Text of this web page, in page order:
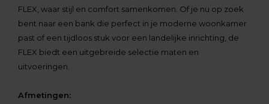
FLEX, waar stijl en comfort samenkomen. Of je nu op zoek
bent naar een bank die perfect in je moderne woonkamer
past of een tijdloos stuk voor een landelijke inrichting, de
FLEX biedt een uitgebreide selectie maten en
uitvoeringen.
Afmetingen: